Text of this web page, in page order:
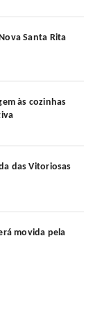
Santa Rita
às cozinhas
das Vitoriosas
movida pela